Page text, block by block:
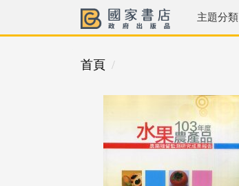
主題分類
首頁